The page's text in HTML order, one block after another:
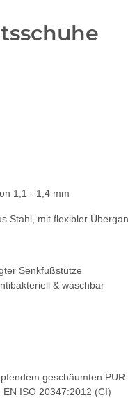
1,1 - 1,4 mm
Stahl, mit flexibler
Senkfußstütze
& waschbar
geschäumten PUR
ISO 20347:2012 (CI)